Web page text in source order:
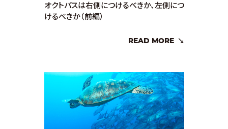
オクトパスは右側につけるべきか、左側につ
けるべきか（前編）
READ MORE